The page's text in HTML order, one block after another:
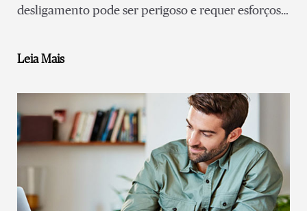
desligamento pode ser perigoso e requer esforços
Leia Mais